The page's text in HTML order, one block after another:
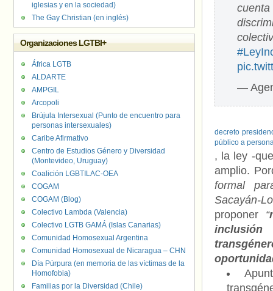
—
decreto
público a
, la ley -
amplio.
formal
Sacayán-
proponer “
inclusión
iglesias y en la sociedad)
The Gay Christian (en inglés)
Organizaciones LGTBI+
África LGTB
ALDARTE
AMPGIL
Arcopoli
Brújula Intersexual (Punto de encuentro para
personas intersexuales)
Caribe Afirmativo
Centro de Estudios Género y Diversidad
(Montevideo, Uruguay)
Coalición LGBTILAC-OEA
COGAM
COGAM (Blog)
Colectivo Lambda (Valencia)
Colectivo LGTB GAMÁ (Islas Canarias)
Comunidad Homosexual Argentina
Comunidad Homosexual de Nicaragua – CHN
Día Púrpura (en memoria de las víctimas de la
Homofobia)
Familias por la Diversidad (Chile)